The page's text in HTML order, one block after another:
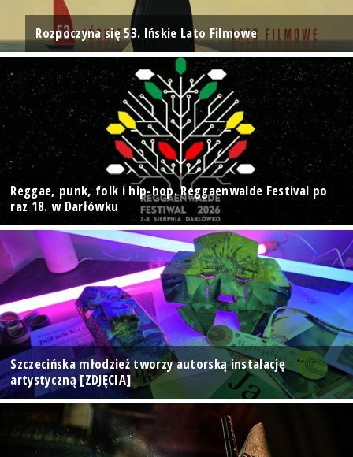
Rozpoczyna się 53. Ińskie Lato Filmowe
Reggae, punk, folk i hip-hop. Reggaenwalde Festival po
raz 18. w Darłówku
Szczecińska młodzież tworzy autorską instalację
artystyczną [ZDJĘCIA]